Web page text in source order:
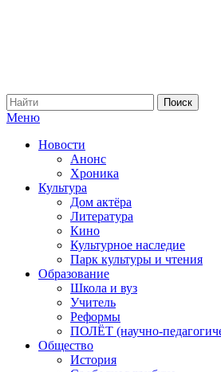
Меню
Новости
Анонс
Хроника
Культура
Дом актёра
Литература
Кино
Культурное наследие
Парк культуры и чтения
Образование
Школа и вуз
Учитель
Реформы
ПОЛЁТ (научно-
Общество
История